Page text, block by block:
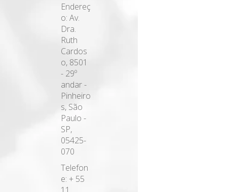
Endereç
o: Av.
Dra.
Ruth
Cardos
o, 8501
- 29º
andar -
Pinheiro
s, São
Paulo -
SP,
05425-
070
Telefon
e: + 55